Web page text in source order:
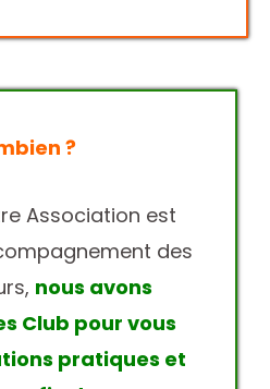
?
Association est
des
nous avons
Club pour vous
pratiques et